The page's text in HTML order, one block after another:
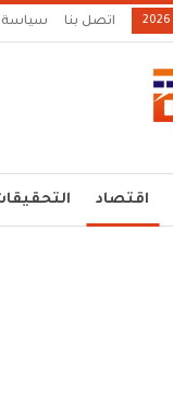
اتصل بنا سياسة
اقتصاد